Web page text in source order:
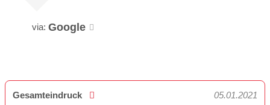
via: Google
Gesamteindruck 05.01.2021